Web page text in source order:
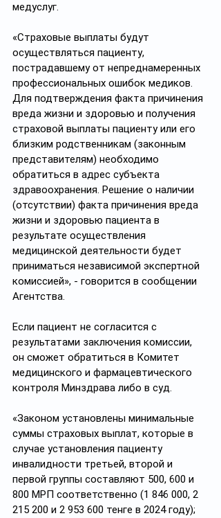
медуслуг.
«Страховые выплаты будут
осуществляться пациенту,
пострадавшему от непреднамеренных
профессиональных ошибок медиков.
Для подтверждения факта причинения
вреда жизни и здоровью и получения
страховой выплаты пациенту или его
близким родственникам (законным
представителям) необходимо
обратиться в адрес субъекта
здравоохранения. Решение о наличии
(отсутствии) факта причинения вреда
жизни и здоровью пациента в
результате осуществления
медицинской деятельности будет
приниматься независимой экспертной
комиссией», - говорится в сообщении
Агентства.
Если пациент не согласится с
результатами заключения комиссии,
он сможет обратиться в Комитет
медицинского и фармацевтического
контроля Минздрава либо в суд.
«Законом установлены минимальные
суммы страховых выплат, которые в
случае установления пациенту
инвалидности третьей, второй и
первой группы составляют 500, 600 и
800 МРП соответственно (1 846 000, 2
215 200 и 2 953 600 тенге в 2024 году);